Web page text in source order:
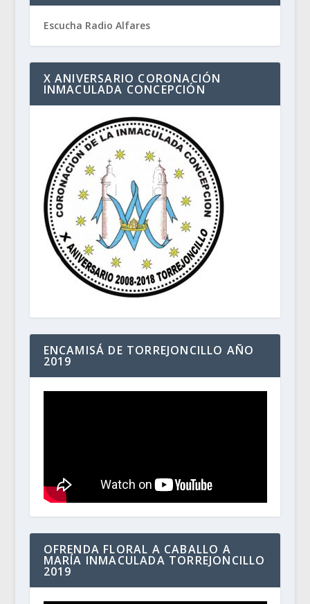
Escucha Radio Alfares
X ANIVERSARIO CORONACIÓN
INMACULADA CONCEPCIÓN
ENCAMISÁ DE TORREJONCILLO AÑO
2019
OFRENDA FLORAL A CABALLO A
MARÍA INMACULADA TORREJONCILLO
2019